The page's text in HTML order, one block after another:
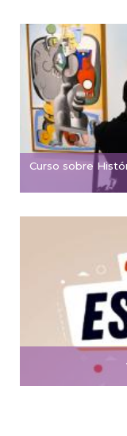
Curso sobre